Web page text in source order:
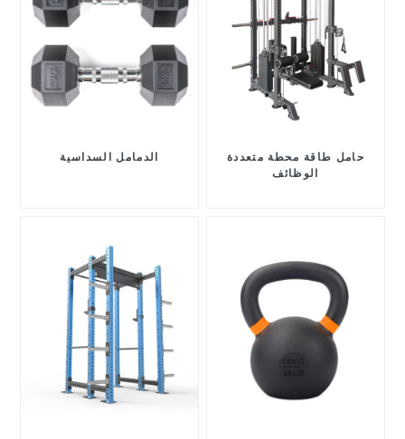
الدمامل السداسية
حامل طاقة محطة متعددة
الوظائف